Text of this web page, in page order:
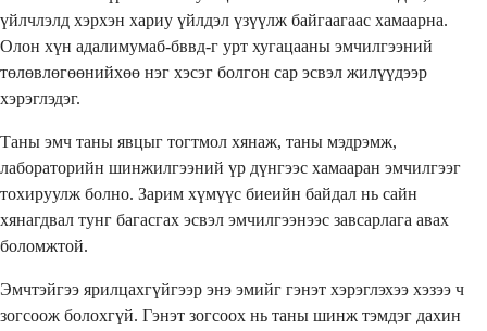
үйлчлэлд хэрхэн хариу үйлдэл үзүүлж байгаагаас хамаарна.
Олон хүн адалимумаб-бввд-г урт хугацааны эмчилгээний
төлөвлөгөөнийхөө нэг хэсэг болгон сар эсвэл жилүүдээр
хэрэглэдэг.
Таны эмч таны явцыг тогтмол хянаж, таны мэдрэмж,
лабораторийн шинжилгээний үр дүнгээс хамааран эмчилгээг
тохируулж болно. Зарим хүмүүс биеийн байдал нь сайн
хянагдвал тунг багасгах эсвэл эмчилгээнээс завсарлага авах
боломжтой.
Эмчтэйгээ ярилцахгүйгээр энэ эмийг гэнэт хэрэглэхээ хэзээ ч
зогсоож болохгүй. Гэнэт зогсоох нь таны шинж тэмдэг дахин